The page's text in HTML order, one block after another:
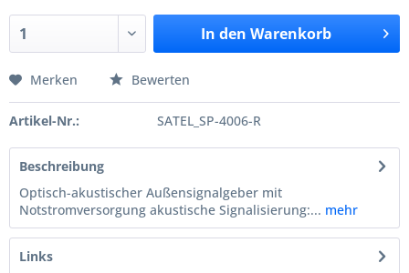
In den Warenkorb
Merken Bewerten
Artikel-Nr.: SATEL_SP-4006-R
Beschreibung
Optisch-akustischer Außensignalgeber mit
Notstromversorgung akustische Signalisierung:... mehr
Links